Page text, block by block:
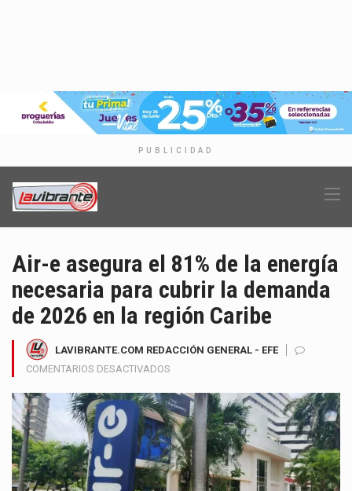
PUBLICIDAD
Air-e asegura el 81% de la energía
necesaria para cubrir la demanda
de 2026 en la región Caribe
LAVIBRANTE.COM REDACCIÓN GENERAL - EFE
COMENTARIOS DESACTIVADOS
E
ASEGURA
EL
81%
DE
LA